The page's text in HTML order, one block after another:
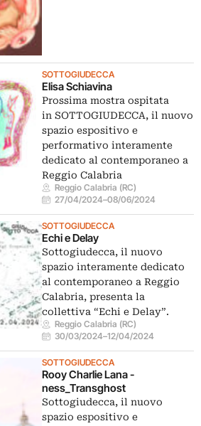
SOTTOGIUDECCA
Elisa Schiavina
Prossima mostra ospitata
in SOTTOGIUDECCA, il nuovo
spazio espositivo e
performativo interamente
dedicato al contemporaneo a
Reggio Calabria
Reggio Calabria (RC)
27/04/2024–08/06/2024
SOTTOGIUDECCA
Echi e Delay
Sottogiudecca, il nuovo
spazio interamente dedicato
al contemporaneo a Reggio
Calabria, presenta la
collettiva “Echi e Delay”.
Reggio Calabria (RC)
30/03/2024–12/04/2024
SOTTOGIUDECCA
Rooy Charlie Lana -
ness_Transghost
Sottogiudecca, il nuovo
spazio espositivo e